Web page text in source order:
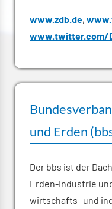
www.zdb.de,
www.twitter.com/
und Erden
Der bbs ist der
Erden-Industrie
wirtschafts- und